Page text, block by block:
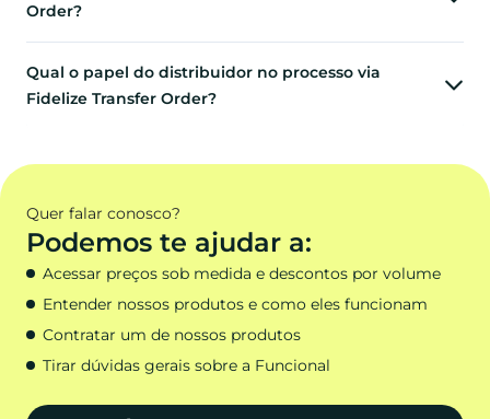
Order?
Qual o papel do distribuidor no processo via
Fidelize Transfer Order?
Quer falar conosco?
Podemos te ajudar a:
Acessar preços sob medida e descontos por volume
Entender nossos produtos e como eles funcionam
Contratar um de nossos produtos
Tirar dúvidas gerais sobre a Funcional